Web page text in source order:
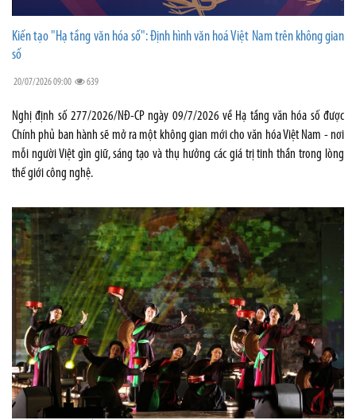
Kiến tạo "Hạ tầng văn hóa số": Định hình văn hoá Việt Nam trên không gian
số
20/07/2026 09:00 639
Nghị định số 277/2026/NĐ-CP ngày 09/7/2026 về Hạ tầng văn hóa số được
Chính phủ ban hành sẽ mở ra một không gian mới cho văn hóa Việt Nam - nơi
mỗi người Việt gìn giữ, sáng tạo và thụ hưởng các giá trị tinh thần trong lòng
thế giới công nghệ.